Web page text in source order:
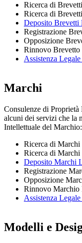
Ricerca di
Ricerca di
Deposito Brevetti
Registrazione
Opposizione
Rinnovo Brevetto
Assistenza
Marchi
Consulenze di
alcuni dei servizi che la
Intellettuale del Marchio:
Ricerca di Marchi
Ricerca di Marchi
Deposito Marchi
Registrazione
Opposizione
Rinnovo Marchio
Assistenza
Modelli e